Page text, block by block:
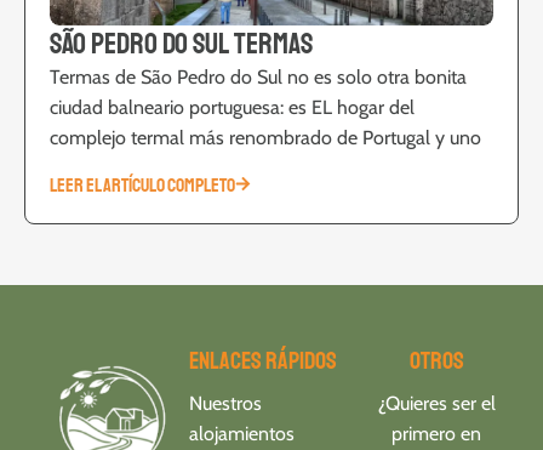
São Pedro do Sul Termas
Termas de São Pedro do Sul no es solo otra bonita
ciudad balneario portuguesa: es EL hogar del
complejo termal más renombrado de Portugal y uno
LEER EL ARTÍCULO COMPLETO
Enlaces rápidos
Nuestros
alojamientos
Otros
¿Quieres ser el
primero en